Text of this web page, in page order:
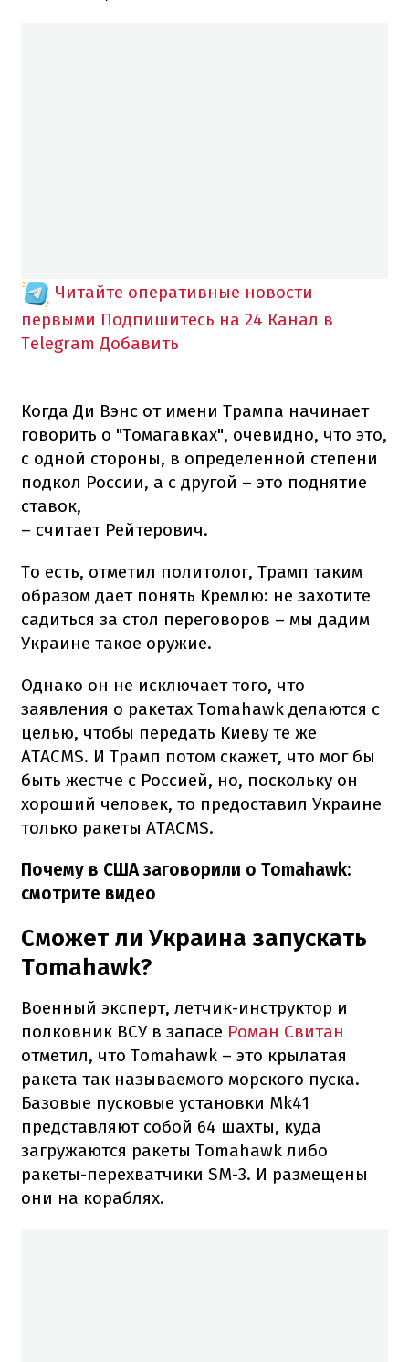
Читайте оперативные новости
первыми Подпишитесь на 24 Канал в
Telegram Добавить
Когда Ди Вэнс от имени Трампа начинает
говорить о "Томагавках", очевидно, что это,
с одной стороны, в определенной степени
подкол России, а с другой – это поднятие
ставок,
– считает Рейтерович.
То есть, отметил политолог, Трамп таким
образом дает понять Кремлю: не захотите
садиться за стол переговоров – мы дадим
Украине такое оружие.
Однако он не исключает того, что
заявления о ракетах Tomahawk делаются с
целью, чтобы передать Киеву те же
ATACMS. И Трамп потом скажет, что мог бы
быть жестче с Россией, но, поскольку он
хороший человек, то предоставил Украине
только ракеты ATACMS.
Почему в США заговорили о Tomahawk:
смотрите видео
Сможет ли Украина запускать
Tomahawk?
Военный эксперт, летчик-инструктор и
полковник ВСУ в запасе Роман Свитан
отметил, что Tomahawk – это крылатая
ракета так называемого морского пуска.
Базовые пусковые установки Mk41
представляют собой 64 шахты, куда
загружаются ракеты Tomahawk либо
ракеты-перехватчики SM-3. И размещены
они на кораблях.